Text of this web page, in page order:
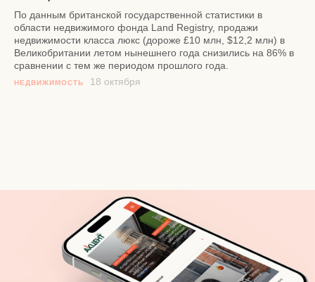
По данным британской государственной статистики в
области недвижимого фонда Land Registry, продажи
недвижимости класса люкс (дороже £10 млн, $12,2 млн) в
Великобритании летом нынешнего года снизились на 86% в
сравнении с тем же периодом прошлого года.
НЕДВИЖИМОСТЬ 18 октября